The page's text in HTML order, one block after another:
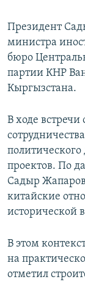
Президент
министра
бюро
партии КНР
Кыргызстана.
В ходе
проектов. По
Садыр
китайские
исторической
В этом
на
отметил